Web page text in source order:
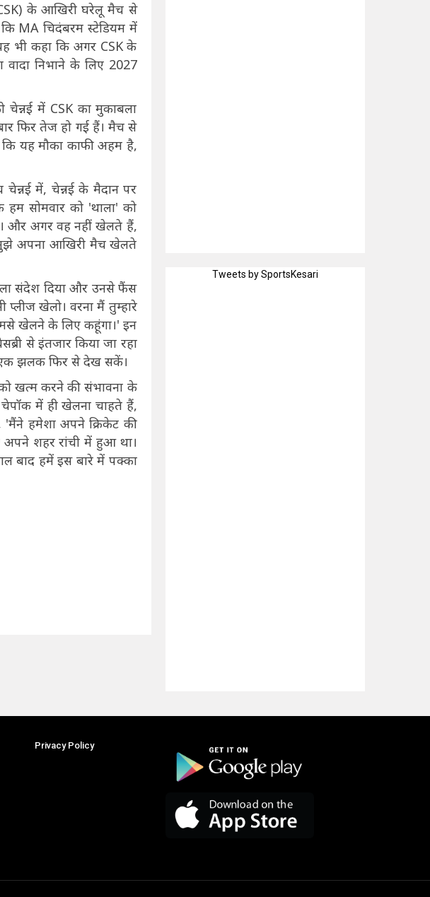
के आखिरी घरेलू मैच से
MA चिदंबरम स्टेडियम में
भी कहा कि अगर CSK के
निभाने के लिए 2027
में CSK का मुकाबला
फिर तेज हो गई हैं। मैच से
यह मौका काफी अहम है,
में, चेन्नई के मैदान पर
सोमवार को 'थाला' को
और अगर वह नहीं खेलते हैं,
अपना आखिरी मैच खेलते
संदेश दिया और उनसे फैंस
खेलो। वरना मैं तुम्हारे
खेलने के लिए कहूंगा।' इन
से इंतजार किया जा रहा
एक झलक फिर से देख सकें।
खत्म करने की संभावना के
में ही खेलना चाहते हैं,
'मैंने हमेशा अपने क्रिकेट की
अपने शहर रांची में हुआ था।
बाद हमें इस बारे में पक्का
Tweets by SportsKesari
Privacy Policy